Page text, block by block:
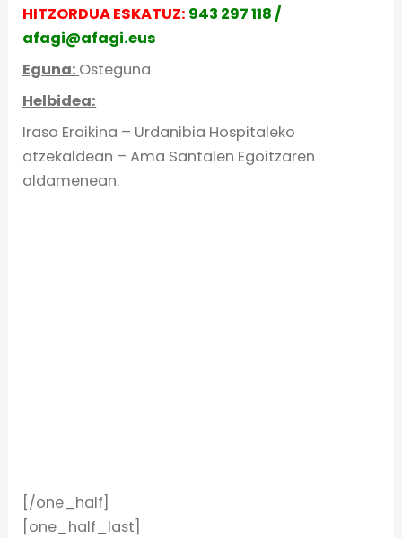
HITZORDUA ESKATUZ: 943 297 118 /
afagi@afagi.eus
Eguna: Osteguna
Helbidea:
Iraso Eraikina – Urdanibia Hospitaleko
atzekaldean – Ama Santalen Egoitzaren
aldamenean.
[/one_half]
[one_half_last]